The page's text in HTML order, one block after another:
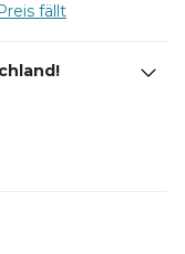
fällt